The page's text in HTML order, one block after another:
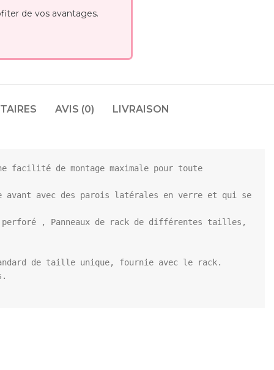
de vos avantages.
AVIS (0) LIVRAISON
facilité de montage maximale pour toute
avant avec des parois latérales en verre et qui se
, Panneaux de rack de différentes tailles,
de taille unique, fournie avec le rack.